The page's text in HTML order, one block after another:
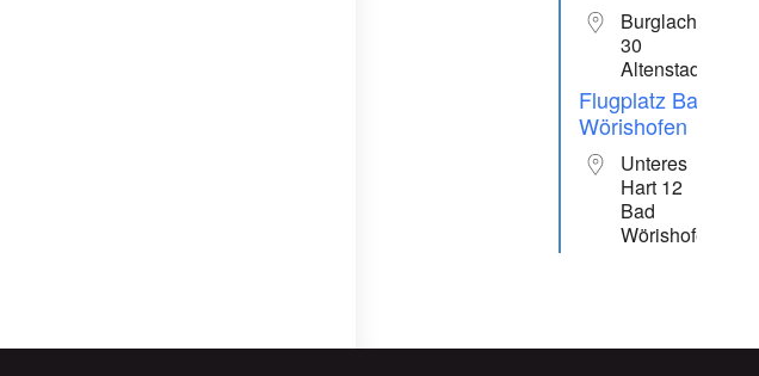
30
Altenstadt
Flugplatz Bad
Wörishofen
Unteres
Hart 12
Bad
Wörishofen